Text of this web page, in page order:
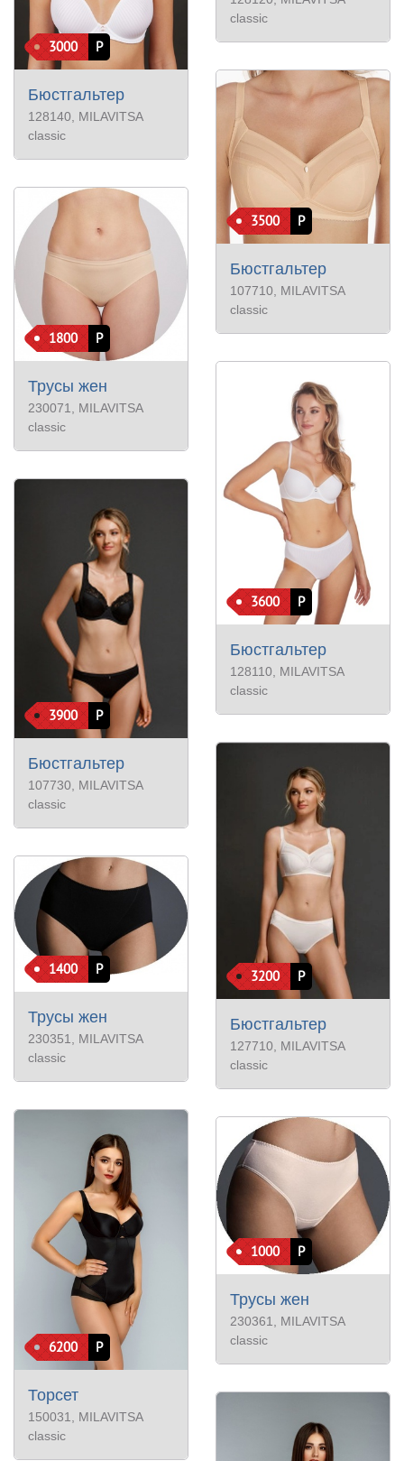
3000 Р
Бюстгальтер
128140 , MILAVITSA
classic
1800 Р
Трусы жен
230071
, MILAVITSA
classic
3900 Р
Бюстгальтер
107730, MILAVITSA
classic
1400 Р
Трусы жен
230351, MILAVITSA
classic
6200 Р
Торсет
150031, MILAVITSA
classic
classic
3500 Р
Бюстгальтер
107710, MILAVITSA
classic
3600 Р
Бюстгальтер
128110 , MILAVITSA
classic
3200 Р
Бюстгальтер
127710 , MILAVITSA
classic
1000 Р
Трусы жен
230361
, MILAVITSA
classic